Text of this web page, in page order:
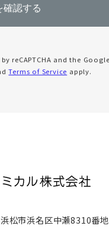
reCAPTCHA and the
Terms of Service apply.
松市浜名区中瀬8310番地